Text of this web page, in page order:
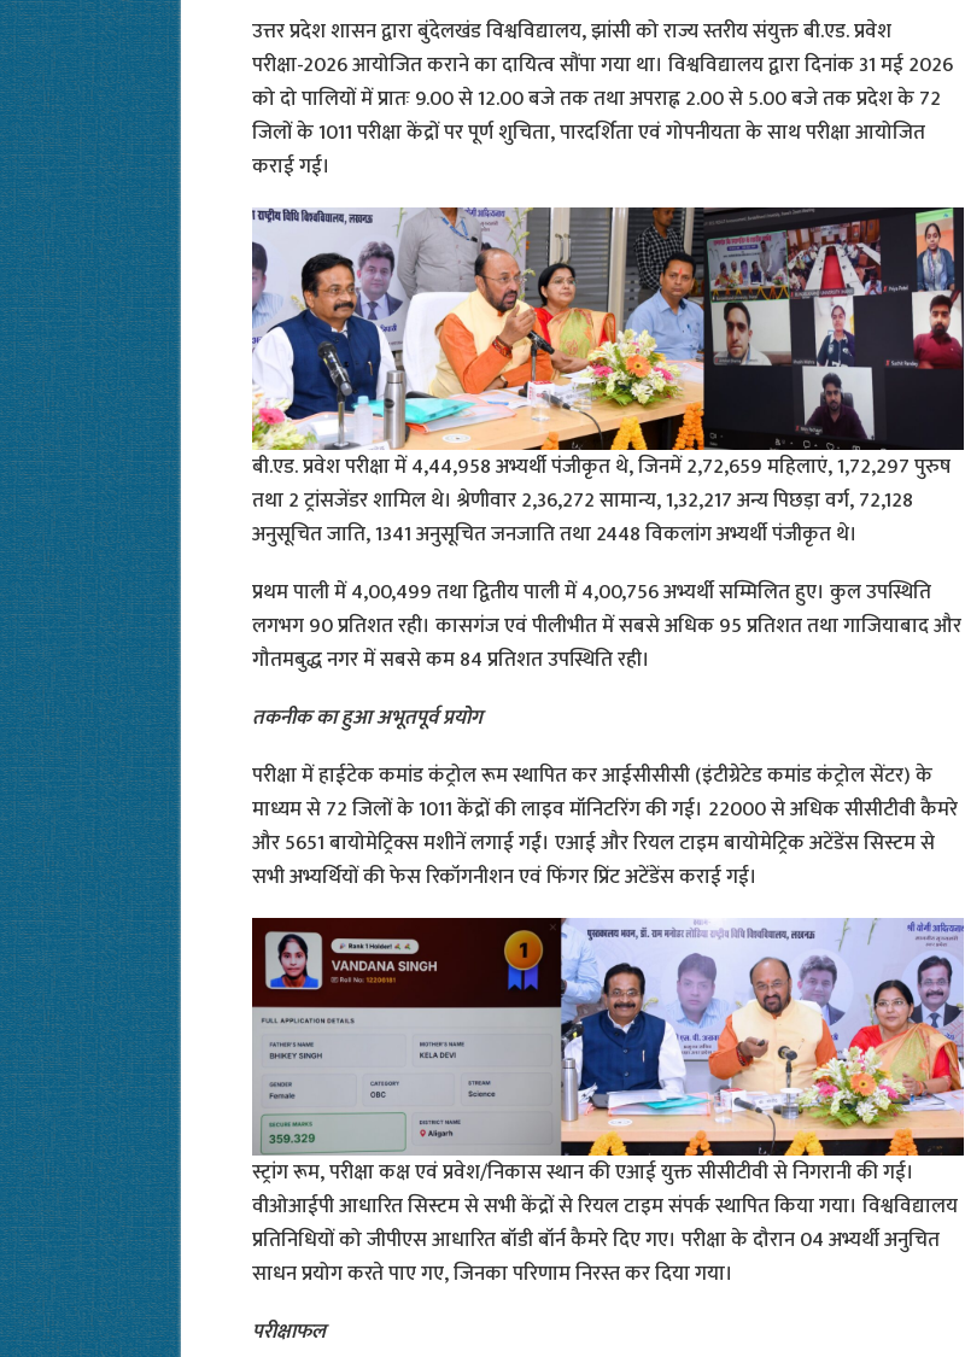
उत्तर प्रदेश शासन द्वारा बुंदेलखंड विश्वविद्यालय, झांसी को राज्य स्तरीय संयुक्त बी.एड. प्रवेश
परीक्षा-2026 आयोजित कराने का दायित्व सौंपा गया था। विश्वविद्यालय द्वारा दिनांक 31 मई 2026
को दो पालियों में प्रातः 9.00 से 12.00 बजे तक तथा अपराह्न 2.00 से 5.00 बजे तक प्रदेश के 72
जिलों के 1011 परीक्षा केंद्रों पर पूर्ण शुचिता, पारदर्शिता एवं गोपनीयता के साथ परीक्षा आयोजित
कराई गई।
बी.एड. प्रवेश परीक्षा में 4,44,958 अभ्यर्थी पंजीकृत थे, जिनमें 2,72,659 महिलाएं, 1,72,297 पुरुष
तथा 2 ट्रांसजेंडर शामिल थे। श्रेणीवार 2,36,272 सामान्य, 1,32,217 अन्य पिछड़ा वर्ग, 72,128
अनुसूचित जाति, 1341 अनुसूचित जनजाति तथा 2448 विकलांग अभ्यर्थी पंजीकृत थे।
प्रथम पाली में 4,00,499 तथा द्वितीय पाली में 4,00,756 अभ्यर्थी सम्मिलित हुए। कुल उपस्थिति
लगभग 90 प्रतिशत रही। कासगंज एवं पीलीभीत में सबसे अधिक 95 प्रतिशत तथा गाजियाबाद और
गौतमबुद्ध नगर में सबसे कम 84 प्रतिशत उपस्थिति रही।
तकनीक का हुआ अभूतपूर्व प्रयोग
परीक्षा में हाईटेक कमांड कंट्रोल रूम स्थापित कर आईसीसीसी (इंटीग्रेटेड कमांड कंट्रोल सेंटर) के
माध्यम से 72 जिलों के 1011 केंद्रों की लाइव मॉनिटरिंग की गई। 22000 से अधिक सीसीटीवी कैमरे
और 5651 बायोमेट्रिक्स मशीनें लगाई गईं। एआई और रियल टाइम बायोमेट्रिक अटेंडेंस सिस्टम से
सभी अभ्यर्थियों की फेस रिकॉगनीशन एवं फिंगर प्रिंट अटेंडेंस कराई गई।
स्ट्रांग रूम, परीक्षा कक्ष एवं प्रवेश/निकास स्थान की एआई युक्त सीसीटीवी से निगरानी की गई।
वीओआईपी आधारित सिस्टम से सभी केंद्रों से रियल टाइम संपर्क स्थापित किया गया। विश्वविद्यालय
प्रतिनिधियों को जीपीएस आधारित बॉडी बॉर्न कैमरे दिए गए। परीक्षा के दौरान 04 अभ्यर्थी अनुचित
साधन प्रयोग करते पाए गए, जिनका परिणाम निरस्त कर दिया गया।
परीक्षाफल